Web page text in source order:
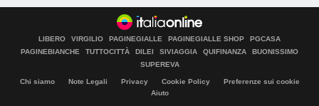
LIBERO VIRGILIO PAGINEGIALLE PAGINEGIALLE SHOP
PGCASA
PAGINEBIANCHE
TUTTOCITTÀ DILEI SIVIAGGIA QUIFINANZA
BUONISSIMO
SUPEREVA
Chi siamo Note Legali Privacy Cookie Policy
Preferenze sui cookie
Aiuto